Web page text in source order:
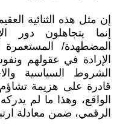
إن مثل هذه الثنائية
إنما يتجاهلون دور
المضطهدة/
الإرادة في عقولهم
الشروط السياسية
قادرة على هزيمة
الواقع، وهذا ما لم
الرقمي، ضمن معادلة